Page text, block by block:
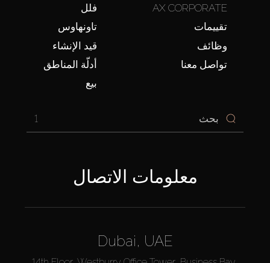
فلل
تاونهاوس
قيد الإنشاء
أدلّة المناطق
بيع
AX CORPORATE
تقييمات
وظائف
تواصل معنا
1
معلومات الاتصال
Dubai, UAE